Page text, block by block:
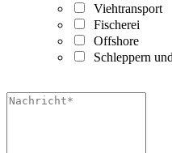
Viehtransport
Fischerei
Offshore
Schleppern